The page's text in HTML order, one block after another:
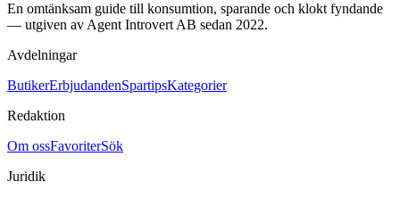
En omtänksam guide till konsumtion, sparande och klokt fyndande
— utgiven av Agent Introvert AB sedan 2022.
Avdelningar
ButikerErbjudandenSpartipsKategorier
Redaktion
Om ossFavoriterSök
Juridik